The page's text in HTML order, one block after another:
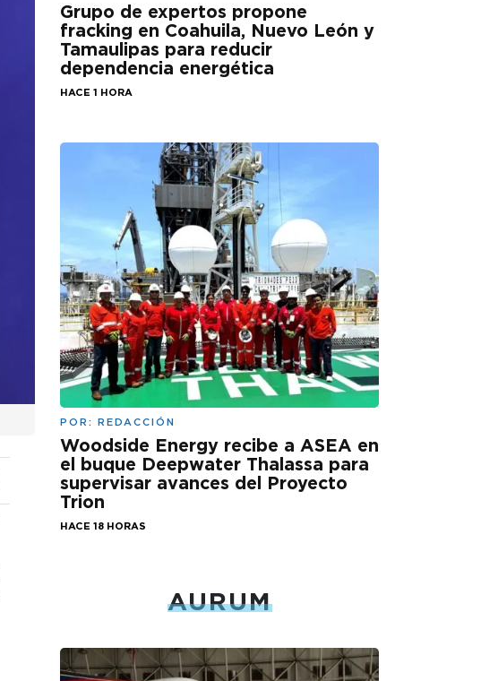
Grupo de expertos propone
fracking en Coahuila, Nuevo León y
Tamaulipas para reducir
dependencia energética
HACE 1 HORA
POR: REDACCIÓN
Woodside Energy recibe a ASEA en
el buque Deepwater Thalassa para
supervisar avances del Proyecto
Trion
HACE 18 HORAS
AURUM